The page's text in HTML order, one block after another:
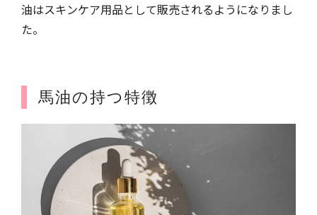
油はスキンケア用品として販売されるようになりまし
た。
馬油の持つ特徴